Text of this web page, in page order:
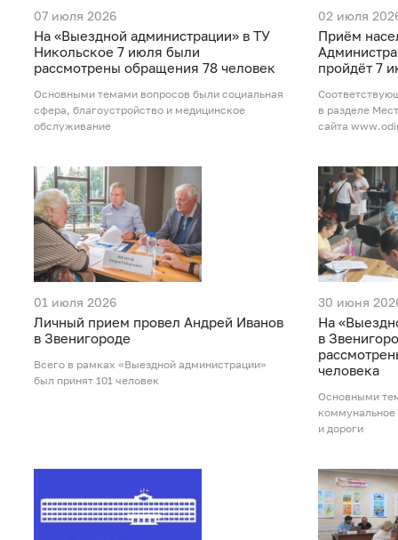
07 июля 2026
На «Выездной администрации» в ТУ
Никольское 7 июля были
рассмотрены обращения 78 человек
Основными темами вопросов были социальная
сфера, благоустройство и медицинское
обслуживание
02 июля
Приём
пройдёт 7
в разделе
сайта
01 июля 2026
Личный прием провел Андрей Иванов
в Звенигороде
Всего в рамках «Выездной администрации»
был принят 101 человек
30 июня
На
в
человека
Основными
коммунальное
и дороги